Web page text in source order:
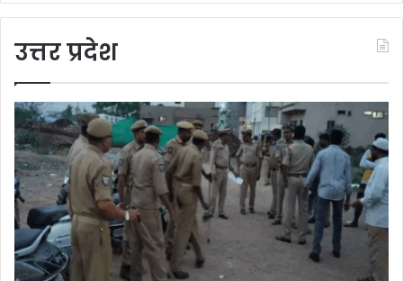
उत्तर प्रदेश